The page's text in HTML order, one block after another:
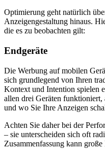
Optimierung geht natürlich
Anzeigengestaltung hinaus.
die es zu beobachten gilt:
Endgeräte
Die Werbung auf mobilen
sich grundlegend von Ihren
Kontext und Intention spielen
allen drei Geräten funktioniert,
und wo Sie Ihre Anzeigen
Achten Sie daher bei der
– sie unterscheiden sich oft
Zusammenfassung kann